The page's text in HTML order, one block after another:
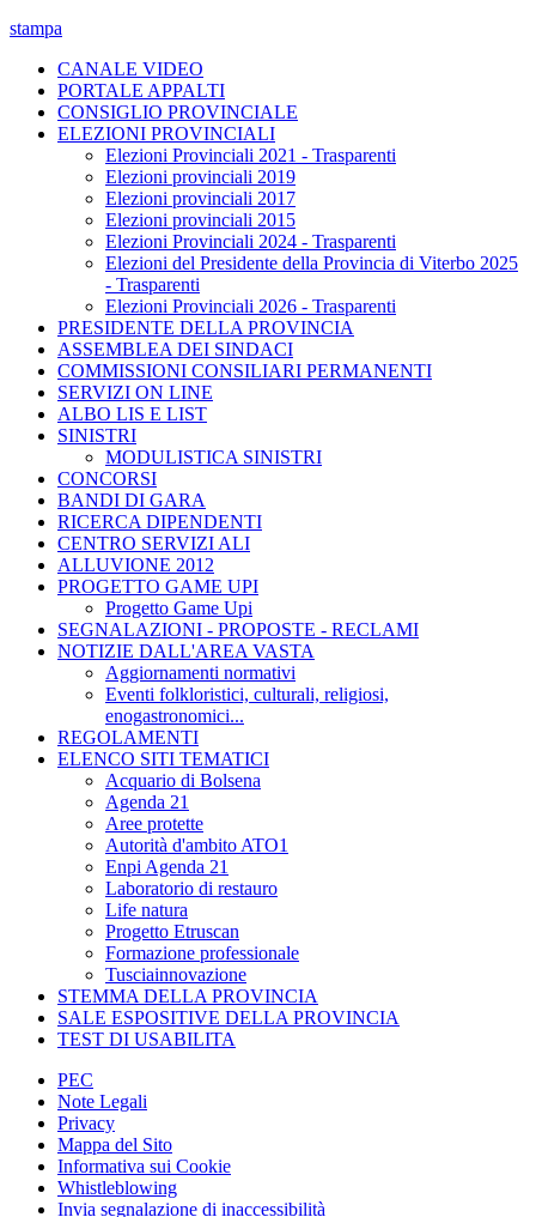
stampa
CANALE VIDEO
PORTALE APPALTI
CONSIGLIO PROVINCIALE
ELEZIONI PROVINCIALI
Elezioni Provinciali 2021 - Trasparenti
Elezioni provinciali 2019
Elezioni provinciali 2017
Elezioni provinciali 2015
Elezioni Provinciali 2024 - Trasparenti
Elezioni del Presidente della Provincia di Viterbo 2025
- Trasparenti
Elezioni Provinciali 2026 - Trasparenti
PRESIDENTE DELLA PROVINCIA
ASSEMBLEA DEI SINDACI
COMMISSIONI CONSILIARI PERMANENTI
SERVIZI ON LINE
ALBO LIS E LIST
SINISTRI
MODULISTICA SINISTRI
CONCORSI
BANDI DI GARA
RICERCA DIPENDENTI
CENTRO SERVIZI ALI
ALLUVIONE 2012
PROGETTO GAME UPI
Progetto Game Upi
SEGNALAZIONI - PROPOSTE - RECLAMI
NOTIZIE DALL'AREA VASTA
Aggiornamenti normativi
Eventi folkloristici, culturali, religiosi,
enogastronomici...
REGOLAMENTI
ELENCO SITI TEMATICI
Acquario di Bolsena
Agenda 21
Aree protette
Autorità d'ambito ATO1
Enpi Agenda 21
Laboratorio di restauro
Life natura
Progetto Etruscan
Formazione professionale
Tusciainnovazione
STEMMA DELLA PROVINCIA
SALE ESPOSITIVE DELLA PROVINCIA
TEST DI USABILITA
PEC
Note Legali
Privacy
Mappa del Sito
Informativa sui Cookie
Whistleblowing
Invia segnalazione di inaccessibilità